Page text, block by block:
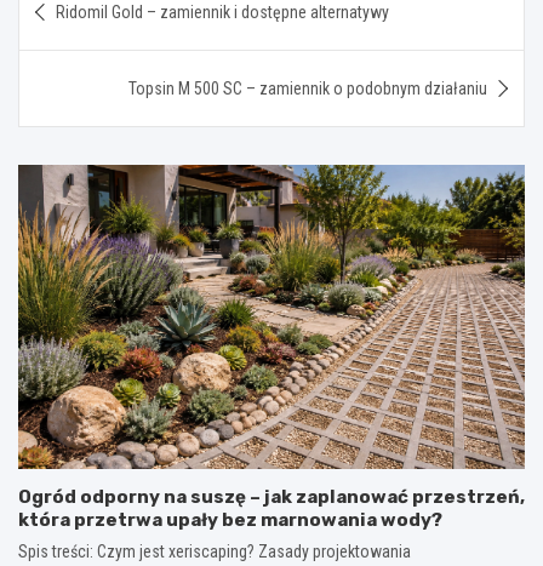
wpisu
Ridomil Gold – zamiennik i dostępne alternatywy
Topsin M 500 SC – zamiennik o podobnym działaniu
Ogród odporny na suszę – jak zaplanować przestrzeń,
która przetrwa upały bez marnowania wody?
Spis treści: Czym jest xeriscaping? Zasady projektowania